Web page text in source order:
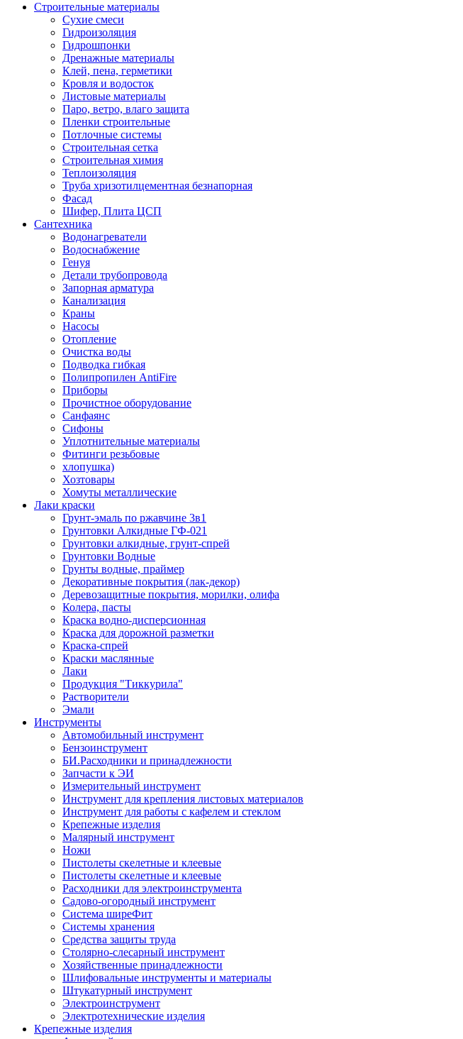
Строительные материалы
Сухие смеси
Гидроизоляция
Гидрошпонки
Дренажные материалы
Клей, пена, герметики
Кровля и водосток
Листовые материалы
Паро, ветро, влаго защита
Пленки строительные
Потлочные системы
Строительная сетка
Строительная химия
Теплоизоляция
Труба хризотилцементная безнапорная
Фасад
Шифер, Плита ЦСП
Сантехника
Водонагреватели
Водоснабжение
Генуя
Детали трубопровода
Запорная арматура
Канализация
Краны
Насосы
Отопление
Очистка воды
Подводка гибкая
Полипропилен AntiFire
Приборы
Прочистное оборудование
Санфаянс
Сифоны
Уплотнительные материалы
Фитинги резьбовые
хлопушка)
Хозтовары
Хомуты металлические
Лаки краски
Грунт-эмаль по ржавчине 3в1
Грунтовки Алкидные ГФ-021
Грунтовки алкидные, грунт-спрей
Грунтовки Водные
Грунты водные, праймер
Декоративные покрытия (лак-декор)
Деревозащитные покрытия, морилки, олифа
Колера, пасты
Краска водно-дисперсионная
Краска для дорожной разметки
Краска-спрей
Краски маслянные
Лаки
Продукция "Тиккурила"
Растворители
Эмали
Инструменты
Автомобильный инструмент
Бензоинструмент
БИ.Расходники и принадлежности
Запчасти к ЭИ
Измерительный инструмент
Инструмент для крепления листовых материалов
Инструмент для работы с кафелем и стеклом
Крепежные изделия
Малярный инструмент
Ножи
Пистолеты скелетные и клеевые
Пистолеты скелетные и клеевые
Расходники для электроинструмента
Садово-огородный инструмент
Система ширеФит
Системы хранения
Средства защиты труда
Столярно-слесарный инструмент
Хозяйственные принадлежности
Шлифовальные инструменты и материалы
Штукатурный инструмент
Электроинструмент
Электротехнические изделия
Крепежные изделия